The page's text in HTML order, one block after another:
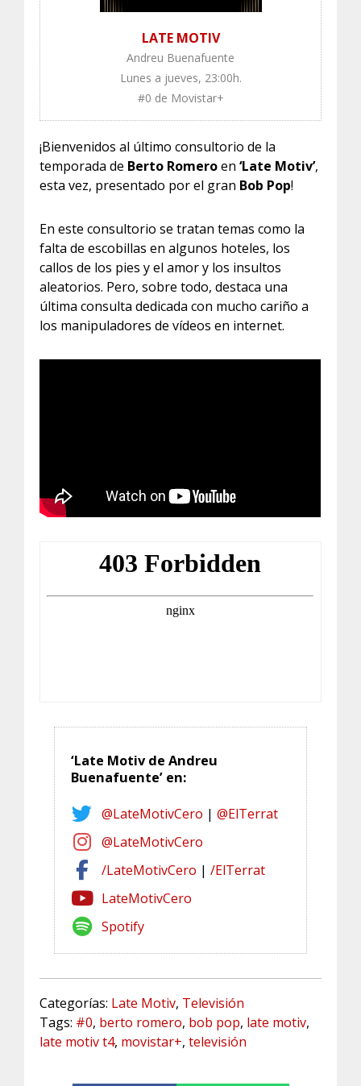
LATE MOTIV
Andreu Buenafuente
Lunes a jueves, 23:00h.
#0 de Movistar+
¡Bienvenidos al último consultorio de la
temporada de Berto Romeroen‘Late Motiv’,
esta vez, presentado por el gran Bob Pop!
En este consultorio se tratan temas como la
falta de escobillas en algunos hoteles, los
callos de los pies y el amor y los insultos
aleatorios. Pero, sobre todo, destaca una
última consulta dedicada con mucho cariño a
los manipuladores de vídeos en internet.
‘Late Motiv de Andreu
Buenafuente’ en:
@LateMotivCero | @ElTerrat
@LateMotivCero
/LateMotivCero | /ElTerrat
LateMotivCero
Spotify
Categorías: Late Motiv, Televisión
Tags: #0, berto romero, bob pop, late motiv,
late motiv t4, movistar+,televisión